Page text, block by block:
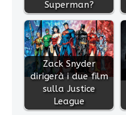
Superman?
Zack Snyder
dirigerà i due film
sulla Justice
League